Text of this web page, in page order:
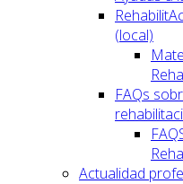
(local)
FAQs
Actualidad